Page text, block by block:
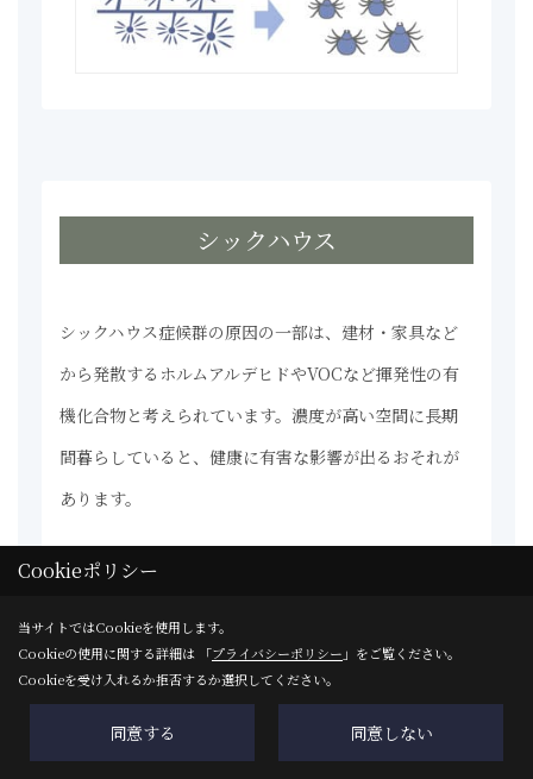
シックハウス
シックハウス症候群の原因の一部は、建材・家具など
から発散するホルムアルデヒドやVOCなど揮発性の有
機化合物と考えられています。濃度が高い空間に長期
間暮らしていると、健康に有害な影響が出るおそれが
あります。
に含まれておらず、F☆☆☆☆同等の扱いで
制対象外」になっています。
Cookieポリシー
当サイトではCookieを使用します。
Cookieの使用に関する詳細は 「プライバシーポリシー 」をご覧ください。
Cookieを受け入れるか拒否するか選択してください。
同意する 同意しない